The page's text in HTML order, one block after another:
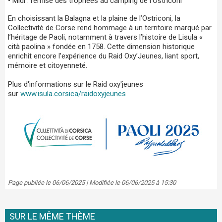
En choisissant la Balagna et la plaine de l’Ostriconi, la
Collectivité de Corse rend hommage à un territoire marqué par
l’héritage de Paoli, notamment à travers l’histoire de Lisula «
cità paolina » fondée en 1758. Cette dimension historique
enrichit encore l’expérience du Raid Oxy’Jeunes, liant sport,
mémoire et citoyenneté.
Plus d'informations sur le Raid oxy'jeunes
sur www.isula.corsica/raidoxyjeunes
Page publiée le 06/06/2025 | Modifiée le 06/06/2025 à 15:30
SUR LE MÊME THÈME